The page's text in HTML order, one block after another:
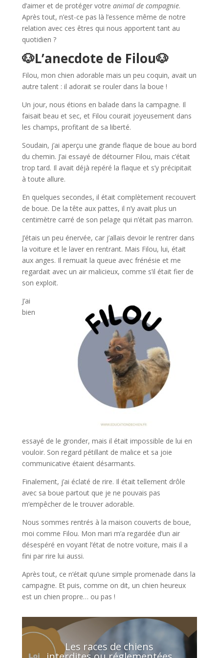
d’aimer et de protéger votre animal de compagnie.
Après tout, n’est-ce pas là l’essence même de notre
relation avec ces êtres qui nous apportent tant au
quotidien ?
🐶L’anecdote de Filou🐶
Filou, mon chien adorable mais un peu coquin, avait un
autre talent : il adorait se rouler dans la boue !
Un jour, nous étions en balade dans la campagne. Il
faisait beau et sec, et Filou courait joyeusement dans
les champs, profitant de sa liberté.
Soudain, j’ai aperçu une grande flaque de boue au bord
du chemin. J’ai essayé de détourner Filou, mais c’était
trop tard. Il avait déjà repéré la flaque et s’y précipitait
à toute allure.
En quelques secondes, il était complètement recouvert
de boue. De la tête aux pattes, il n’y avait plus un
centimètre carré de son pelage qui n’était pas marron.
J’étais un peu énervée, car j’allais devoir le rentrer dans
la voiture et le laver en rentrant. Mais Filou, lui, était
aux anges. Il remuait la queue avec frénésie et me
regardait avec un air malicieux, comme s’il était fier de
son exploit.
J’ai
bien
essayé de le gronder, mais il était impossible de lui en
vouloir. Son regard pétillant de malice et sa joie
communicative étaient désarmants.
Finalement, j’ai éclaté de rire. Il était tellement drôle
avec sa boue partout que je ne pouvais pas
m’empêcher de le trouver adorable.
Nous sommes rentrés à la maison couverts de boue,
moi comme Filou. Mon mari m’a regardée d’un air
désespéré en voyant l’état de notre voiture, mais il a
fini par rire lui aussi.
Après tout, ce n’était qu’une simple promenade dans la
campagne. Et puis, comme on dit, un chien heureux
est un chien propre… ou pas !
Les races de chiens